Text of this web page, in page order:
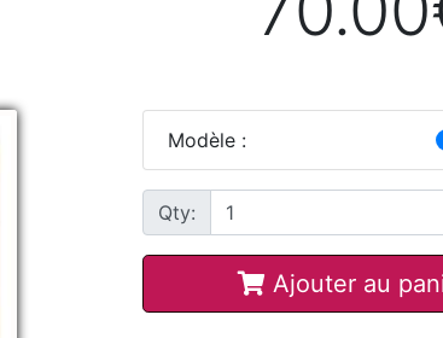
Modèle :
Qty:
Ajouter au